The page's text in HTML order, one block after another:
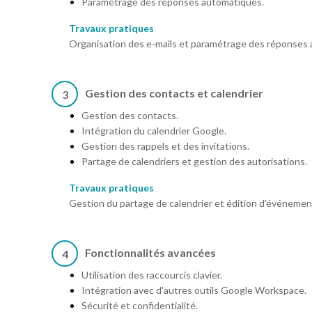
Travaux pratiques
Organisation des e-mails et paramétrage des réponses
3 Gestion des contacts et calendrier
Gestion des contacts.
Intégration du calendrier Google.
Gestion des rappels et des invitations.
Partage de calendriers et gestion des autorisations.
Travaux pratiques
Gestion du partage de calendrier et édition
4 Fonctionnalités avancées
Utilisation des raccourcis clavier.
Intégration avec d'autres outils Google Workspace.
Sécurité et confidentialité.